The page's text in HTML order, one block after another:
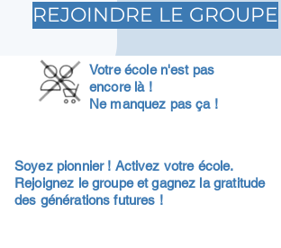
REJOINDRE LE GROUPE
Votre école n'est pas
encore là !
Ne manquez pas ça !
Soyez pionnier ! Activez votre école.
Rejoignez le groupe et gagnez la gratitude
des générations futures !